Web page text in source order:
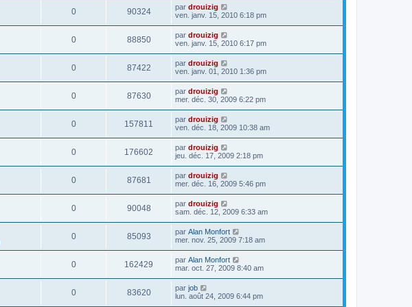
0 90324 par drouizig
ven. janv. 15, 2010 6:18 pm
0 88850 par drouizig
ven. janv. 15, 2010 6:17 pm
0 87422 par drouizig
ven. janv. 01, 2010 1:36 pm
0 87630 par drouizig
mer. déc. 30, 2009 6:22 pm
0 157811 par drouizig
ven. déc. 18, 2009 10:38 am
0 176602 par drouizig
jeu. déc. 17, 2009 2:18 pm
0 87681 par drouizig
mer. déc. 16, 2009 5:46 pm
0 90048 par drouizig
sam. déc. 12, 2009 6:33 am
0 85093 par Alan Monfort
mer. nov. 25, 2009 7:18 am
0 162429 par Alan Monfort
mar. oct. 27, 2009 8:40 am
0 83620 par job
lun. août 24, 2009 6:44 pm